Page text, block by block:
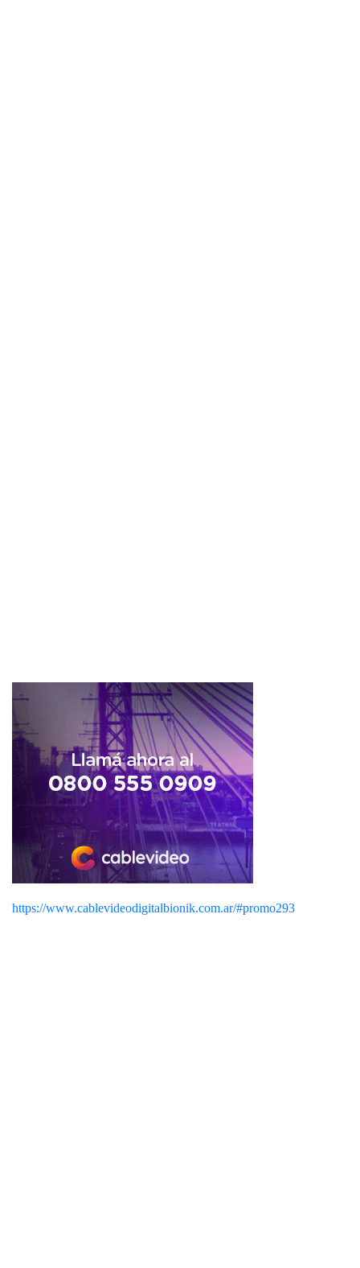
https://www.cablevideodigitalbionik.com.ar/#promo293